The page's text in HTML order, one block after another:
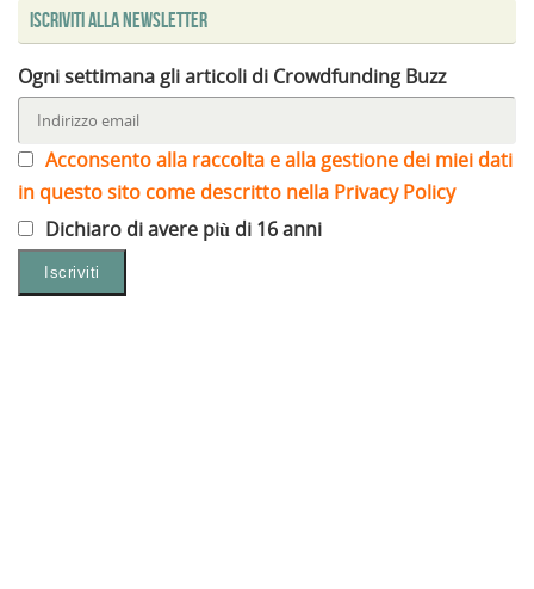
Iscriviti alla Newsletter
Ogni settimana gli articoli di Crowdfunding Buzz
Acconsento alla raccolta e alla gestione dei miei dati
in questo sito come descritto nella Privacy Policy
Dichiaro di avere più di 16 anni